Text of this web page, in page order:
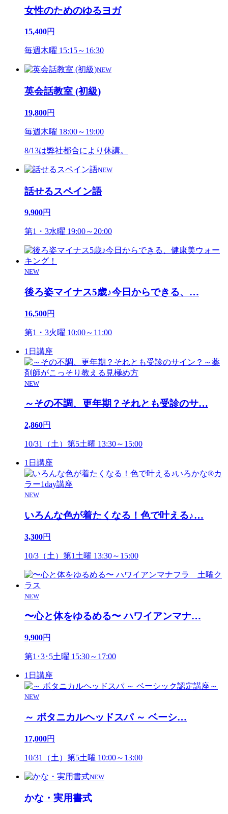
女性のためのゆるヨガ
15,400円
毎週木曜 15:15～16:30
NEW
英会話教室 (初級)
19,800円
毎週木曜 18:00～19:00
8/13は弊社都合により休講。
NEW
話せるスペイン語
9,900円
第1・3水曜 19:00～20:00
NEW
後ろ姿マイナス5歳♪今日からできる、 …
16,500円
第1・3火曜 10:00～11:00
1日講座
NEW
～その不調、更年期？それとも受診のサ…
2,860円
10/31（土）第5土曜 13:30～15:00
1日講座
NEW
いろんな色が着たくなる！色で叶える♪…
3,300円
10/3（土）第1土曜 13:30～15:00
NEW
〜心と体をゆるめる〜 ハワイアンマナ…
9,900円
第1･3･5土曜 15:30～17:00
1日講座
NEW
～ ボタニカルヘッドスパ ～ ベーシ…
17,000円
10/31（土）第5土曜 10:00～13:00
NEW
かな・実用書式